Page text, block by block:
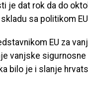
je dat rok da do
sa politikom
EU za
vanjske sigurnosne
bilo je i slanje